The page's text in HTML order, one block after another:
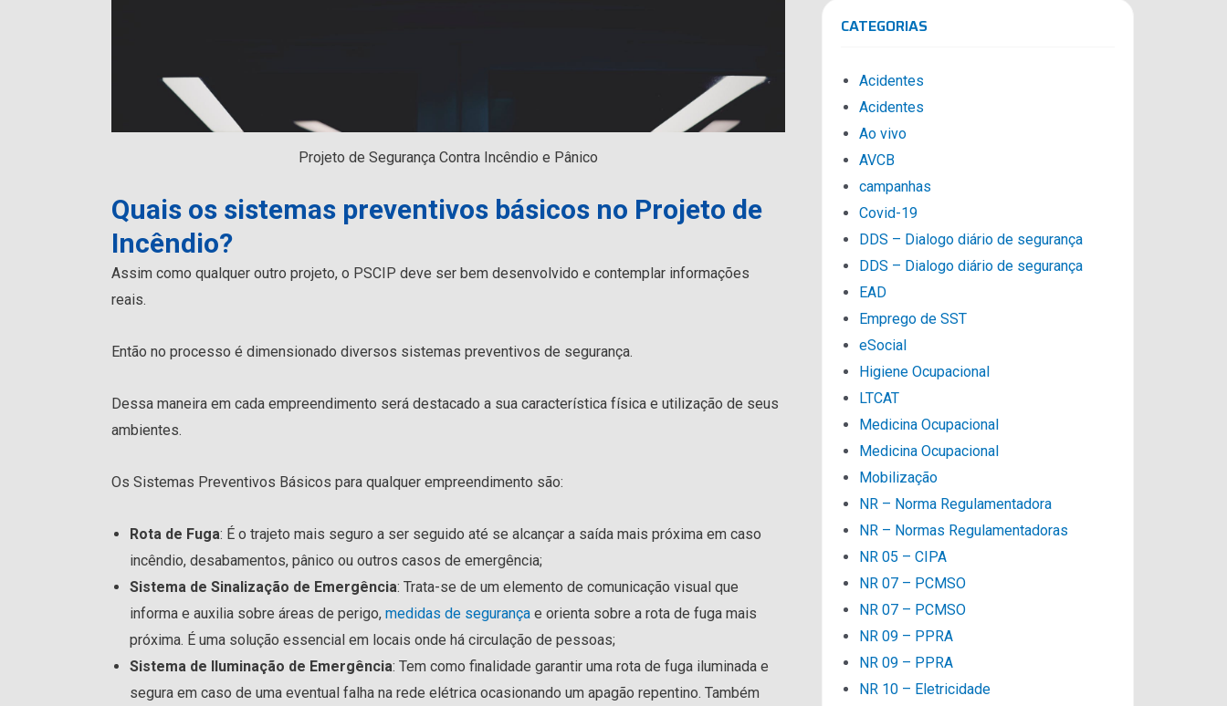
Projeto de Segurança Contra Incêndio e Pânico
Quais os sistemas preventivos básicos no Projeto de
Incêndio?
Assim como qualquer outro projeto, o PSCIP deve ser bem desenvolvido e contemplar informações
reais.
Então no processo é dimensionado diversos sistemas preventivos de segurança.
Dessa maneira em cada empreendimento será destacado a sua característica física e utilização de seus
ambientes.
Os Sistemas Preventivos Básicos para qualquer empreendimento são:
Rota de Fuga: É o trajeto mais seguro a ser seguido até se alcançar a saída mais próxima em caso
incêndio, desabamentos, pânico ou outros casos de emergência;
Sistema de Sinalização de Emergência: Trata-se de um elemento de comunicação visual que
informa e auxilia sobre áreas de perigo, medidas de segurança e orienta sobre a rota de fuga mais
próxima. É uma solução essencial em locais onde há circulação de pessoas;
Sistema de Iluminação de Emergência: Tem como finalidade garantir uma rota de fuga iluminada e
segura em caso de uma eventual falha na rede elétrica ocasionando um apagão repentino. Também
CATEGORIAS
Acidentes
Acidentes
Ao vivo
AVCB
campanhas
Covid-19
DDS – Dialogo diário de segurança
DDS – Dialogo diário de segurança
EAD
Emprego de SST
eSocial
Higiene Ocupacional
LTCAT
Medicina Ocupacional
Medicina Ocupacional
Mobilização
NR – Norma Regulamentadora
NR – Normas Regulamentadoras
NR 05 – CIPA
NR 07 – PCMSO
NR 07 – PCMSO
NR 09 – PPRA
NR 09 – PPRA
NR 10 – Eletricidade